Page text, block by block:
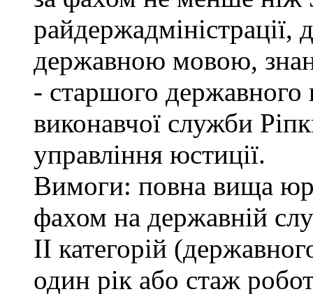
райдержадміністрації,
державною мовою,
- старшого державного
виконавчої служби
управління юстиції.
Вимоги: повна вища
фахом на державній
ІІ категорій
один рік або стаж